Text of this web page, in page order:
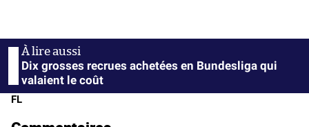
Dix grosses recrues achetées en Bundesliga qui
valaient le coût
FL